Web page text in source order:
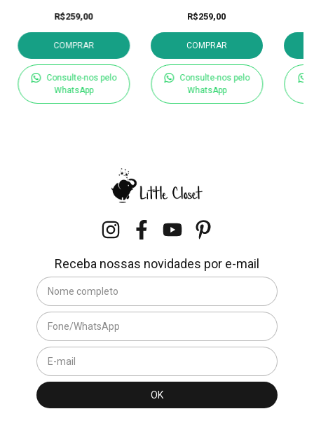
R$259,00
COMPRAR
Consulte-nos pelo
WhatsApp
R$259,00
COMPRAR
Consulte-nos pelo
WhatsApp
Receba nossas novidades por e-mail